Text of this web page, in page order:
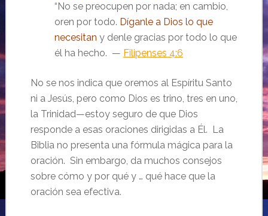
“No se preocupen por nada; en cambio,
oren por todo. Díganle a Dios lo que
necesitan y denle gracias por todo lo que
él ha hecho. — Filipenses 4:6
No se nos indica que oremos al Espíritu Santo
ni a Jesús, pero como Dios es trino, tres en uno,
la Trinidad—estoy seguro de que Dios
responde a esas oraciones dirigidas a Él. La
Biblia no presenta una fórmula mágica para la
oración. Sin embargo, da muchos consejos
sobre cómo y por qué y … qué hace que la
oración sea efectiva.